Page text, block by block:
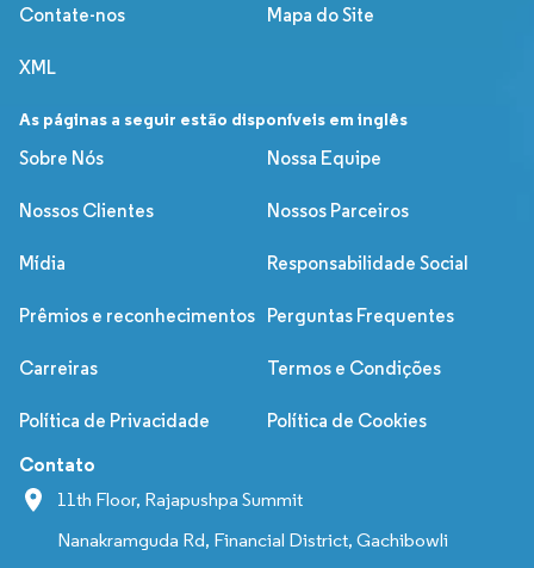
Contate-nos Mapa do Site
XML
As páginas a seguir estão disponíveis em inglês
Sobre Nós
Nossa Equipe
Nossos Clientes Nossos Parceiros
Mídia Responsabilidade Social
Prêmios e reconhecimentos Perguntas Frequentes
Carreiras Termos e Condições
Política de Privacidade Política de Cookies
Contato
11th Floor, Rajapushpa Summit
Nanakramguda Rd, Financial District, Gachibowli